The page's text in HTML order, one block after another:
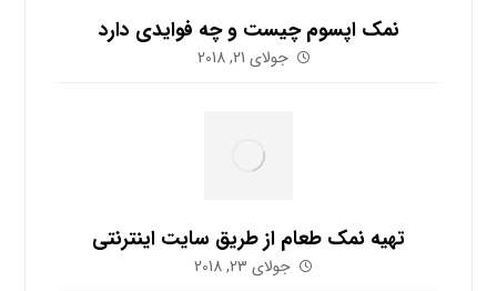
نمک اپسوم چیست و چه فوایدی دارد
جولای 21, 2018
تهیه نمک طعام از طریق سایت اینترنتی
جولای 23, 2018